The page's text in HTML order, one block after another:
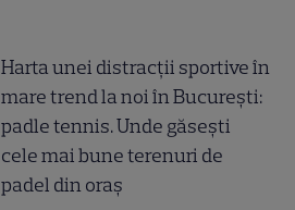
Harta unei distracții sportive în
mare trend la noi în București:
padle tennis. Unde găsești
cele mai bune terenuri de
padel din oraș